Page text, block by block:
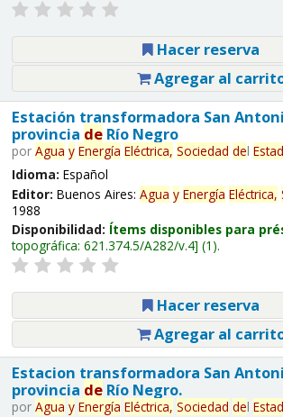
Hacer reserva
Agregar al
Estación transformadora San
provincia deRío Negro
por Agua y Energía Eléctrica, Sociedad del
Idioma: Español
Editor: Buenos Aires: Agua y Energía Eléctrica,
1988
Disponibilidad: Ítems disponibles para
topográfica: 621.374.5/A282/v.4 (1).
Hacer reserva
Agregar al
Estacion transformadora San
provincia deRío Negro.
por Agua y Energía Eléctrica, Sociedad del